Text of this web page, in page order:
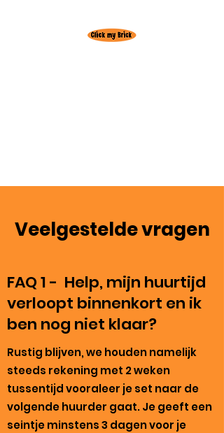
Veelgestelde vragen
FAQ 1 - Help, mijn huurtijd
verloopt binnenkort en ik
ben nog niet klaar?
Rustig blijven, we houden namelijk
steeds rekening met 2 weken
tussentijd vooraleer je set naar de
volgende huurder gaat. Je geeft een
seintje minstens 3 dagen voor je